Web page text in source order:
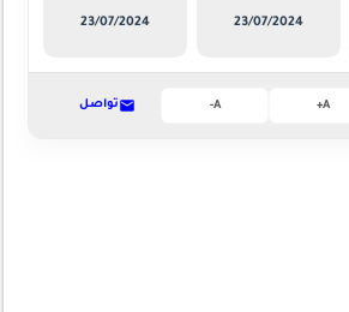
23/07/2024
23/07/2024
A+
A- تواصل